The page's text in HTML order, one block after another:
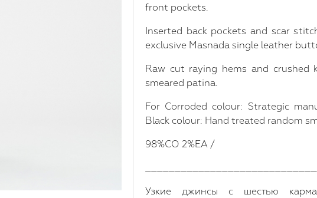
front pockets.
Inserted back pockets and scar
exclusive Masnada single leather
Raw cut raying hems and crushed
smeared patina.
For Corroded colour: Strategic
Black colour: Hand treated random
98%CO 2%EA /
Узкие джинсы с шестью